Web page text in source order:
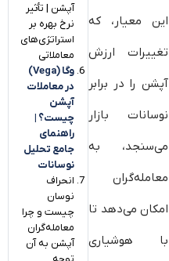
این معیار، که
تغییرات ارزش
آپشن‌ را در برابر
نوسانات بازار
می‌سنجد، به
معامله‌گران
امکان می‌دهد تا
با هوشیاری
آپشن | تأثیر
نرخ بهره بر
استراتژی‌های
معاملاتی
وگا (Vega)
در معاملات
آپشن
چیست؟ |
راهنمای
جامع تحلیل
نوسانات
انحراف
نوسان
چیست و چرا
معامله‌گران
آپشن به آن